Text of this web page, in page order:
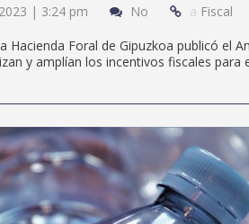
| 3:24 pm No a Fiscal
Hacienda Foral de Gipuzkoa publicó el
y amplían los incentivos fiscales